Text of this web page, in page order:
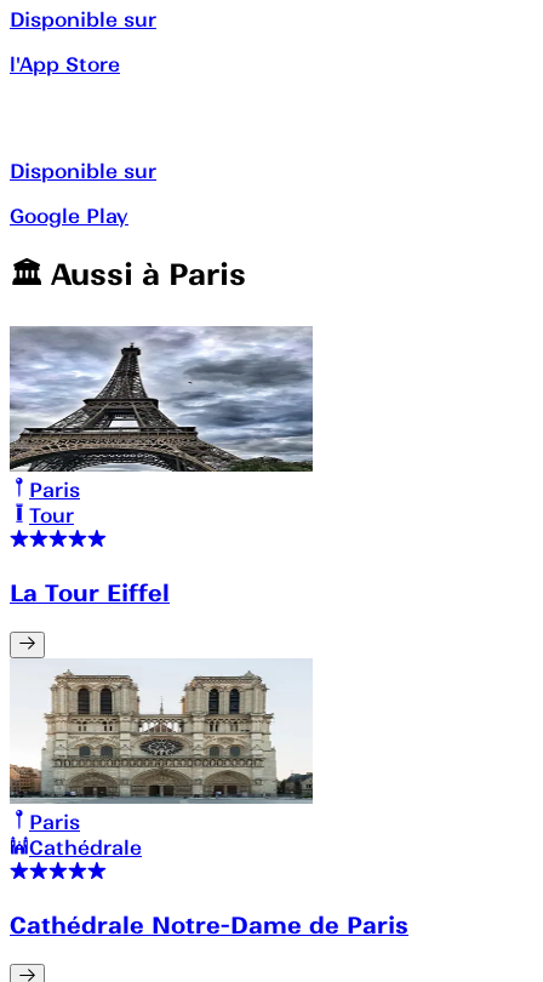
Disponible sur
l'App Store
Disponible sur
Google Play
🏛️️ Aussi à Paris
Paris
Tour
La Tour Eiffel
Paris
Cathédrale
Cathédrale Notre-Dame de Paris